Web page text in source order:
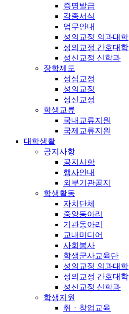
증명발급
각종서식
업무안내
성의교정 의과대학
성의교정 간호대학
성신교정 신학과
장학제도
성심교정
성의교정
성신교정
학생교류
국내교류지원
국제교류지원
대학생활
공지사항
공지사항
행사안내
외부기관공지
학생활동
자치단체
중앙동아리
기관동아리
교내미디어
사회봉사
학생군사교육단
성의교정 의과대학
성의교정 간호대학
성신교정 신학과
학생지원
취ㆍ창업교육